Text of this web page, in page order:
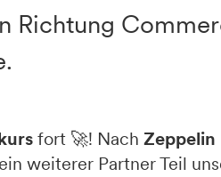
Richtung
fort 🚀! Nach Zeppelin
weiterer Partner Teil